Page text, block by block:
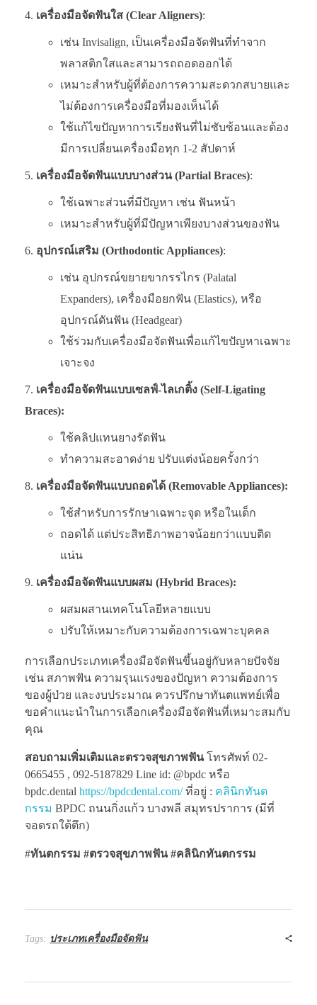
เครื่องมือจัดฟันใส (Clear Aligners):
เช่น Invisalign, เป็นเครื่องมือจัดฟันที่ทำจาก
พลาสติกใสและสามารถถอดออกได้
เหมาะสำหรับผู้ที่ต้องการความสะดวกสบายและ
ไม่ต้องการเครื่องมือที่มองเห็นได้
ใช้แก้ไขปัญหาการเรียงฟันที่ไม่ซับซ้อนและต้อง
มีการเปลี่ยนเครื่องมือทุก 1-2 สัปดาห์
เครื่องมือจัดฟันแบบบางส่วน (Partial Braces):
ใช้เฉพาะส่วนที่มีปัญหา เช่น ฟันหน้า
เหมาะสำหรับผู้ที่มีปัญหาเพียงบางส่วนของฟัน
อุปกรณ์เสริม (Orthodontic Appliances):
เช่น อุปกรณ์ขยายขากรรไกร (Palatal
Expanders), เครื่องมือยกฟัน (Elastics), หรือ
อุปกรณ์ดันฟัน (Headgear)
ใช้ร่วมกับเครื่องมือจัดฟันเพื่อแก้ไขปัญหาเฉพาะ
เจาะจง
เครื่องมือจัดฟันแบบเซลฟ์-ไลเกติ้ง (Self-Ligating
Braces):
ใช้คลิปแทนยางรัดฟัน
ทำความสะอาดง่าย ปรับแต่งน้อยครั้งกว่า
เครื่องมือจัดฟันแบบถอดได้ (Removable Appliances):
ใช้สำหรับการรักษาเฉพาะจุด หรือในเด็ก
ถอดได้ แต่ประสิทธิภาพอาจน้อยกว่าแบบติด
แน่น
เครื่องมือจัดฟันแบบผสม (Hybrid Braces):
ผสมผสานเทคโนโลยีหลายแบบ
ปรับให้เหมาะกับความต้องการเฉพาะบุคคล
การเลือกประเภทเครื่องมือจัดฟันขึ้นอยู่กับหลายปัจจัย
เช่น สภาพฟัน ความรุนแรงของปัญหา ความต้องการ
ของผู้ป่วย และงบประมาณ ควรปรึกษาทันตแพทย์เพื่อ
ขอคำแนะนำในการเลือกเครื่องมือจัดฟันที่เหมาะสมกับ
คุณ
สอบถามเพิ่มเติมและตรวจสุขภาพฟันโทรศัพท์ 02-
0665455 , 092-5187829 Line id: @bpdc หรือ
bpdc.dental https://bpdcdental.com/ที่อยู่ : คลินิกทันต
กรรม BPDC ถนนกิ่งแก้ว บางพลี สมุทรปราการ (มีที่
จอดรถใต้ตึก)
#ทันตกรรม #ตรวจสุขภาพฟัน #คลินิกทันตกรรม
Tags: ประเภทเครื่องมือจัดฟัน